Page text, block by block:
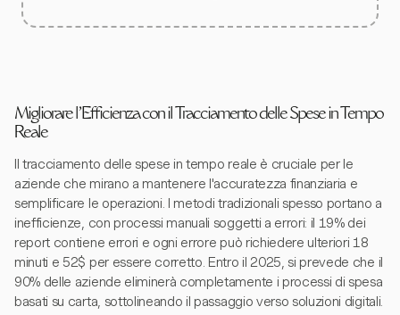
Migliorare l'Efficienza con il Tracciamento delle Spese in Tempo
Reale
Il tracciamento delle spese in tempo reale è cruciale per le
aziende che mirano a mantenere l'accuratezza finanziaria e
semplificare le operazioni. I metodi tradizionali spesso portano a
inefficienze, con processi manuali soggetti a errori: il 19% dei
report contiene errori e ogni errore può richiedere ulteriori 18
minuti e 52$ per essere corretto. Entro il 2025, si prevede che il
90% delle aziende eliminerà completamente i processi di spesa
basati su carta, sottolineando il passaggio verso soluzioni digitali.